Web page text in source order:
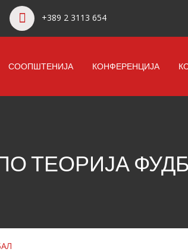
+389 2 3113 654
СООПШТЕНИЈА КОНФЕРЕНЦИЈА
ТЕОРИЈА